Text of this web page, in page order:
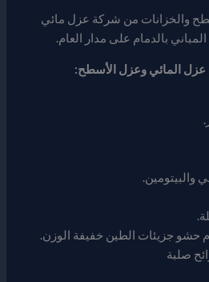
والخزانات من شركة عزل مائي
بالدمام على مدار العام.
عزل المائي وعزل الأسطح:
حشو جزيئات الطين خفيفة الوزن.
صلبة